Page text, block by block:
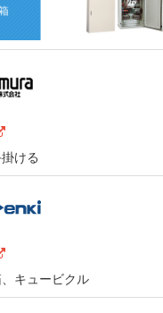
ける
キュービクル